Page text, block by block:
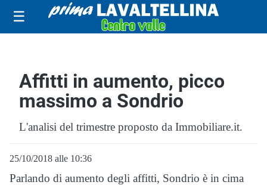
☰
Affitti in aumento, picco
massimo a Sondrio
L'analisi del trimestre proposto da Immobiliare.it.
25/10/2018 alle 10:36
Parlando di aumento degli affitti, Sondrio è in cima